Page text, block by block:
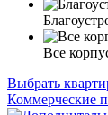
Все
Выбрать
Коммерческие